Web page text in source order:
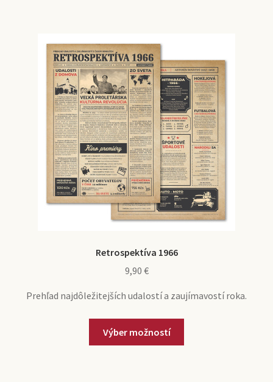
Retrospektíva 1966
9,90 €
Prehľad najdôležitejších udalostí a zaujímavostí roka.
Výber možností